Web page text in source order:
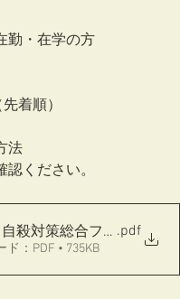
勤・在学の方
着順）
法
ください。
殺対策総合フォーラム）
.pdf
ド：PDF • 735KB